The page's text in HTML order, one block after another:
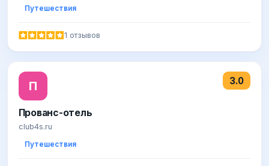
Путешествия
1 отзывов
П 3.0
Прованс-отель
club4s.ru
Путешествия